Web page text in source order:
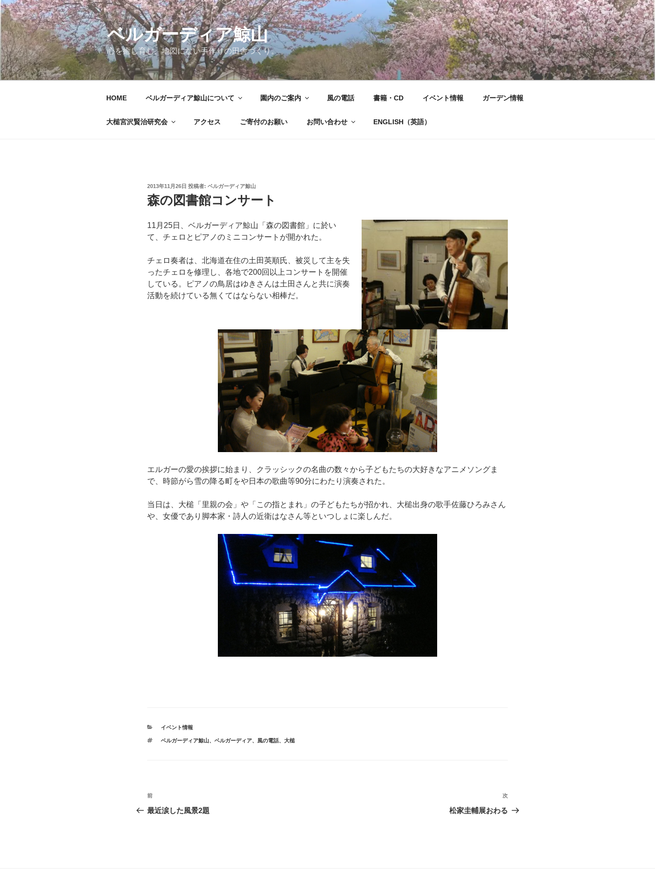
コ
ン
テ
ン
ツ
へ
ス
ベルガーディア鯨山
心を癒し育む、地図にない手作りの田舎づくり。
HOME ベルガーディア鯨山について 園内のご案内 風の電話 書籍・CD イベント情報 ガーデン情報
大槌宮沢賢治研究会 アクセス ご寄付のお願い お問い合わせ ENGLISH（英語）
投
日:
2013年11月26日 投稿者: ベルガーディア鯨山
森の図書館コンサート
11月25日、ベルガーディア鯨山「森の図書館」に於い
て、チェロとピアノのミニコンサートが開かれた。
チェロ奏者は、北海道在住の土田英順氏、被災して主を失
ったチェロを修理し、各地で200回以上コンサートを開催
している。ピアノの鳥居はゆきさんは土田さんと共に演奏
活動を続けている無くてはならない相棒だ。
エルガーの愛の挨拶に始まり、クラッシックの名曲の数々から子どもたちの大好きなアニメソングま
で、時節がら雪の降る町をや日本の歌曲等90分にわたり演奏された。
当日は、大槌「里親の会」や「この指とまれ」の子どもたちが招かれ、大槌出身の歌手佐藤ひろみさん
や、女優であり脚本家・詩人の近衛はなさん等といつしょに楽しんだ。
カ
ゴ
イベント情報
タ
ベルガーディア鯨山、 ベルガーディア、 風の電話、 大槌
投
稿
前
の
前
最近涙した風景2題
次
の
次
松家圭輔展おわる